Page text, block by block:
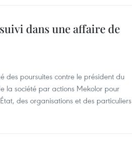
dans une affaire de
des poursuites contre le président du
la société par actions Mekolor pour
des organisations et des particuliers